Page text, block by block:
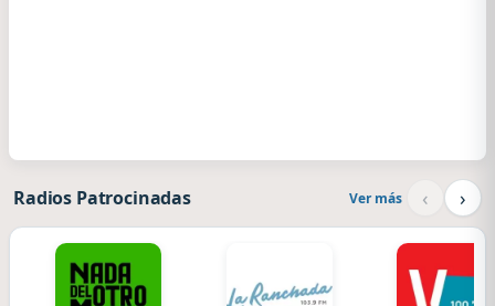
Radios Patrocinadas Ver más ‹ ›